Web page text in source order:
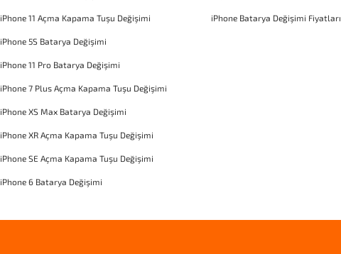
iPhone 11 Açma Kapama Tuşu Değişimi
iPhone 5S Batarya Değişimi
iPhone 11 Pro Batarya Değişimi
iPhone 7 Plus Açma Kapama Tuşu Değişimi
iPhone XS Max Batarya Değişimi
iPhone XR Açma Kapama Tuşu Değişimi
iPhone SE Açma Kapama Tuşu Değişimi
iPhone 6 Batarya Değişimi
iPhone Batarya Değişimi Fiyatları